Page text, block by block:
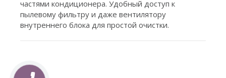
частями кондиционера. Удобный доступ к
пылевому фильтру и даже вентилятору
внутреннего блока для простой очистки.